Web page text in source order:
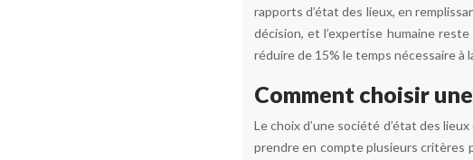
rapports d’état des lieux, en
décision, et l’expertise humaine
réduire de 15% le temps nécessaire à
Comment choisir
Le choix d’une société d’état des
prendre en compte plusieurs critères